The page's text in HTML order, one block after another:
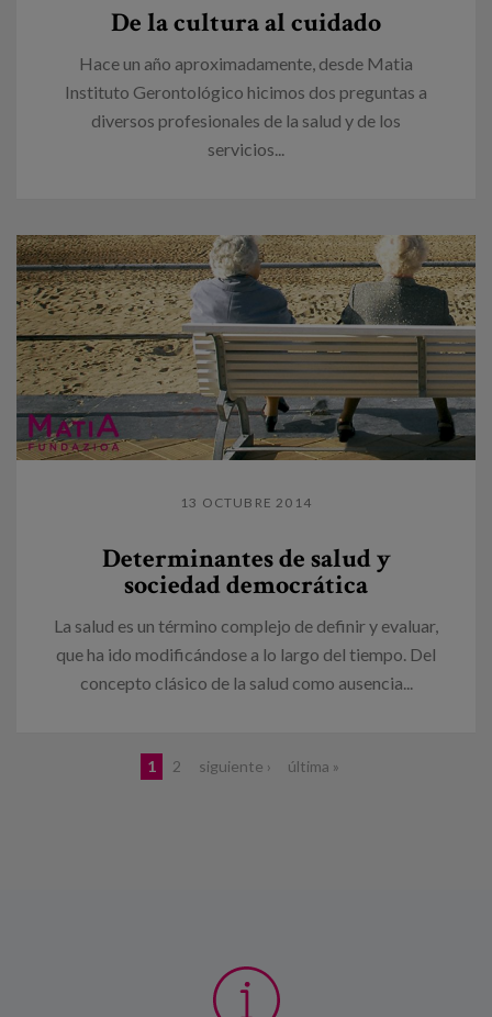
De la cultura al cuidado
Hace un año aproximadamente, desde Matia
Instituto Gerontológico hicimos dos preguntas a
diversos profesionales de la salud y de los
servicios...
13 OCTUBRE 2014
Determinantes de salud y
sociedad democrática
La salud es un término complejo de definir y evaluar,
que ha ido modificándose a lo largo del tiempo. Del
concepto clásico de la salud como ausencia...
1 2 siguiente › última »